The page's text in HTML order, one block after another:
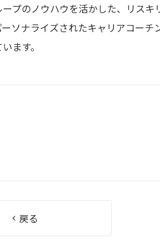
プのノウハウを活かした、リス
ソナライズされたキャリアコー
ます。
戻る